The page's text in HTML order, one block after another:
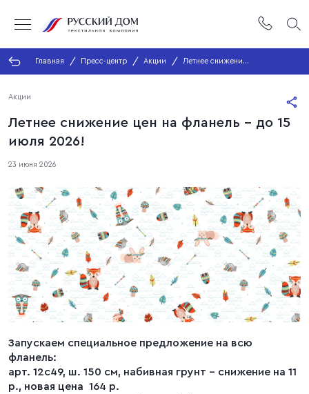
Главная Пресс-центр Акции
Летнее снижение
цен на фланель -
Акции
Летнее снижение цен на фланель - до 15
июля 2026!
23 июня 2026
Запускаем специальное предложение на всю
фланель:
арт. 12с49, ш. 150 см, набивная грунт - снижение на 11
р., новая цена 164 р.